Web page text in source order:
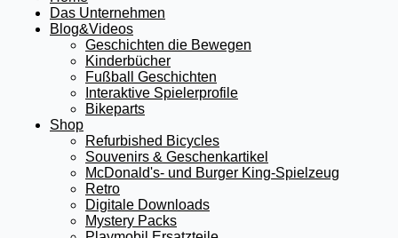
Das Unternehmen
Blog&Videos
Geschichten die Bewegen
Kinderbücher
Fußball Geschichten
Interaktive Spielerprofile
Bikeparts
Shop
Refurbished Bicycles
Souvenirs & Geschenkartikel
McDonald's- und Burger King-Spielzeug
Retro
Digitale Downloads
Mystery Packs